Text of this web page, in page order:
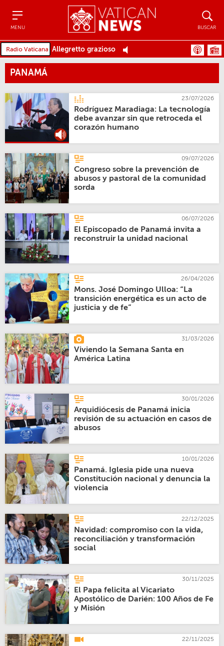
MENU BUSCAR
Allegretto grazioso
PANAMÁ
23/07/2026
Rodríguez Maradiaga: La tecnología
debe avanzar sin que retroceda el
corazón humano
09/07/2026
Congreso sobre la prevención de
abusos y pastoral de la comunidad
sorda
06/07/2026
El Episcopado de Panamá invita a
reconstruir la unidad nacional
26/04/2026
Mons. José Domingo Ulloa: “La
transición energética es un acto de
justicia y de fe”
31/03/2026
Viviendo la Semana Santa en
América Latina
30/01/2026
Arquidiócesis de Panamá inicia
revisión de su actuación en casos de
abusos
10/01/2026
Panamá. Iglesia pide una nueva
Constitución nacional y denuncia la
violencia
22/12/2025
Navidad: compromiso con la vida,
reconciliación y transformación
social
30/11/2025
El Papa felicita al Vicariato
Apostólico de Darién: 100 Años de Fe
y Misión
22/11/2025